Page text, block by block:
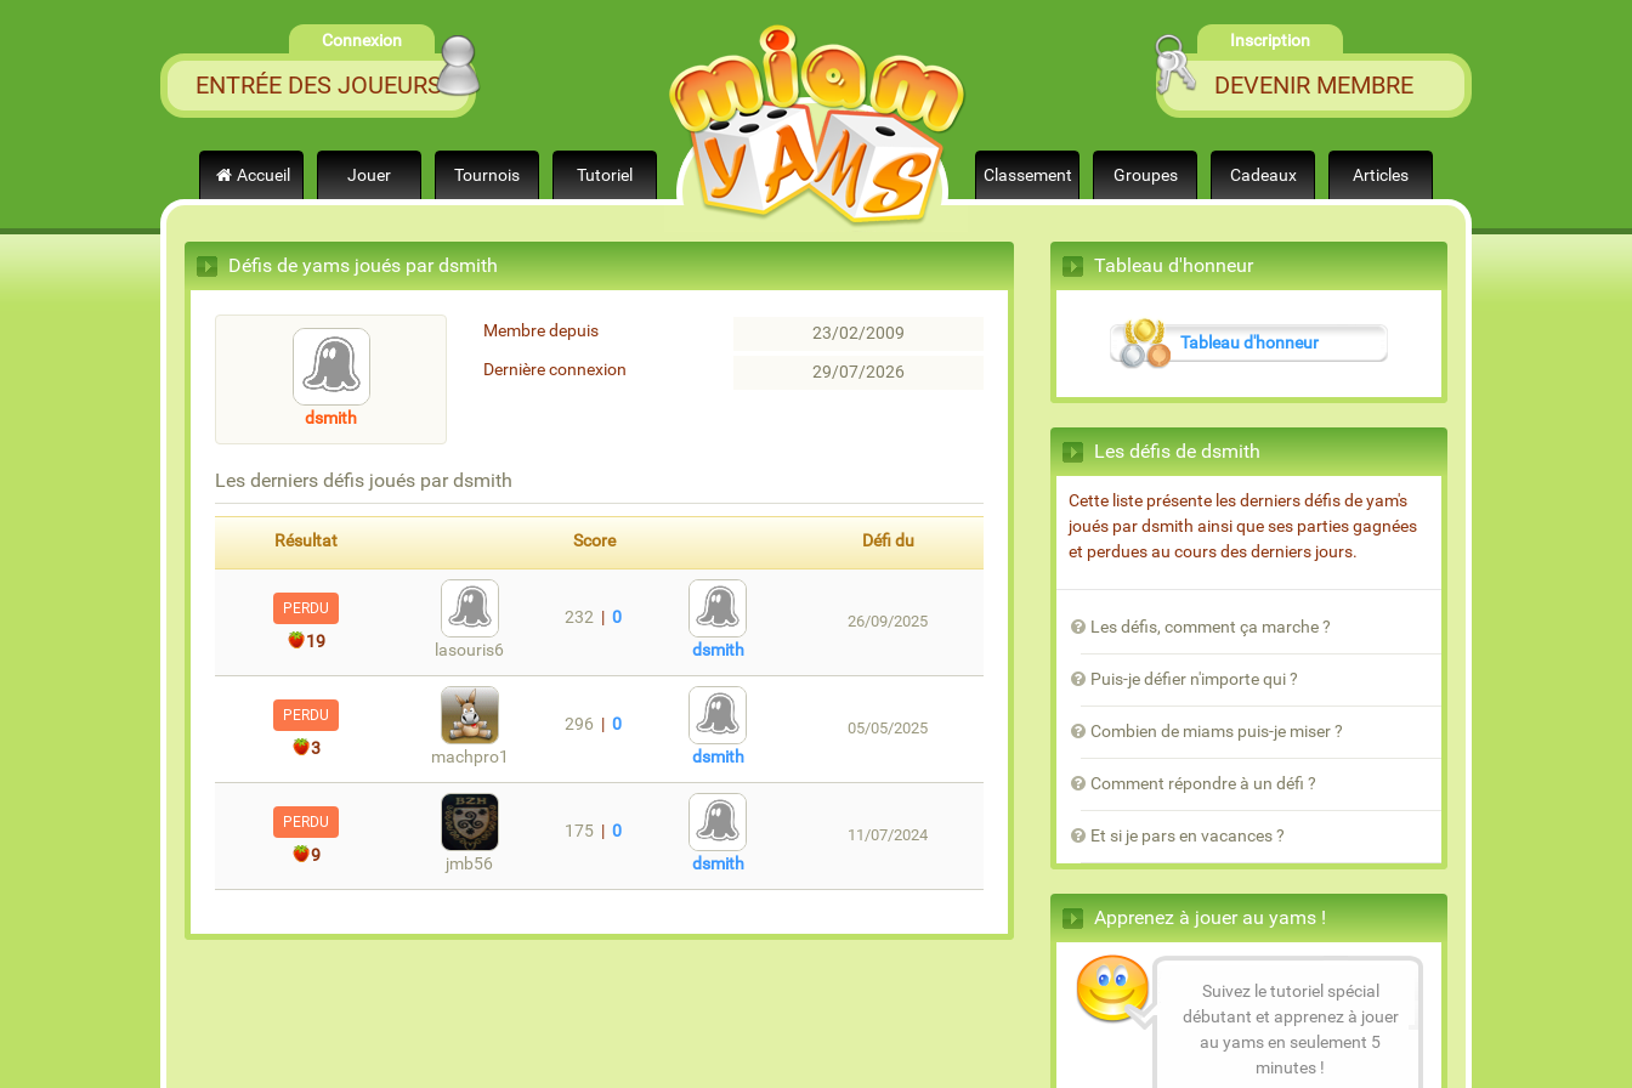
Connexion
ENTRÉE DES JOUEURS
Inscription
DEVENIR MEMBRE
Accueil Jouer Tournois Tutoriel Classement Groupes Cadeaux Articles
Défis de yams joués par dsmith
dsmith
Membre depuis
23/02/2009
Dernière connexion
29/07/2026
Les derniers défis joués par dsmith
Résultat Score Défi du
PERDU
19 lasouris6
232 |0
dsmith
26/09/2025
PERDU
3 machpro1
296 |0
dsmith
05/05/2025
PERDU
9 jmb56
175 |0
dsmith
11/07/2024
Tableau d'honneur
Tableau d'honneur
Les défis de dsmith
Cette liste présente les derniers défis de yam's
joués par dsmith ainsi que ses parties gagnées
et perdues au cours des derniers jours.
Les défis, comment ça marche ?
Puis-je défier n'importe qui ?
Combien de miams puis-je miser ?
Comment répondre à un défi ?
Et si je pars en vacances ?
Apprenez à jouer au yams !
Suivez le tutoriel spécial
débutant et apprenez à jouer
au yams en seulement 5
minutes !